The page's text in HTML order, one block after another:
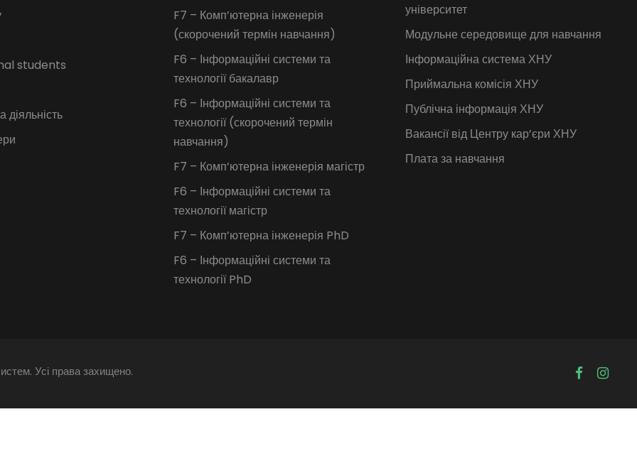
students
F7 – Комп’ютерна інженерія
(скорочений термін навчання)
F6 – Інформаційні системи та
технології бакалавр
F6 – Інформаційні системи та
технології (скорочений термін
навчання)
F7 – Комп’ютерна інженерія магістр
F6 – Інформаційні системи та
технології магістр
F7 – Комп’ютерна інженерія PhD
F6 – Інформаційні системи та
технології PhD
університет
Модульне середовище для навчання
Інформаційна система ХНУ
Приймальна комісія ХНУ
Публічна інформація ХНУ
Вакансії від Центру кар’єри ХНУ
Плата за навчання
Усі права захищено.